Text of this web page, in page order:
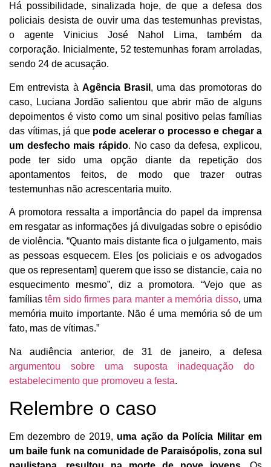
Há possibilidade, sinalizada hoje, de que a defesa dos
policiais desista de ouvir uma das testemunhas previstas,
o agente Vinicius José Nahol Lima, também da
corporação. Inicialmente, 52 testemunhas foram arroladas,
sendo 24 de acusação.
Em entrevista à Agência Brasil , uma das promotoras do
caso, Luciana Jordão salientou que abrir mão de alguns
depoimentos é visto como um sinal positivo pelas famílias
das vítimas, já que pode acelerar o processo e chegar a
um desfecho mais rápido. No caso da defesa, explicou,
pode ter sido uma opção diante da repetição dos
apontamentos feitos, de modo que trazer outras
testemunhas não acrescentaria muito.
A promotora ressalta a importância do papel da imprensa
em resgatar as informações já divulgadas sobre o episódio
de violência. “Quanto mais distante fica o julgamento, mais
as pessoas esquecem. Eles [os policiais e os advogados
que os representam] querem que isso se distancie, caia no
esquecimento mesmo”, diz a promotora. “Vejo que as
famílias têm sido firmes para manter a memória disso, uma
memória muito importante. Não é uma memória só de um
fato, mas de vítimas.”
Na audiência anterior, de 31 de janeiro, a defesa
argumentou sobre uma suposta inadequação do
estabelecimento que promoveu a festa.
Relembre o caso
Em dezembro de 2019, uma ação da Polícia Militar em
um baile funk na comunidade de Paraisópolis, zona sul